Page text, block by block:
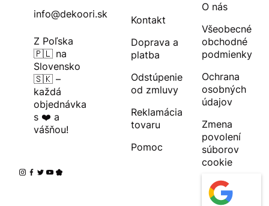
info@dekoori.sk
Z Poľska
🇵🇱 na
Slovensko
🇸🇰 –
každá
objednávka
s ❤️ a
vášňou!
Kontakt
Doprava a
platba
Odstúpenie
od zmluvy
Reklamácia
tovaru
Pomoc
O nás
Všeobecné
obchodné
podmienky
Ochrana
osobných
údajov
Zmena
povolení
súborov
cookie